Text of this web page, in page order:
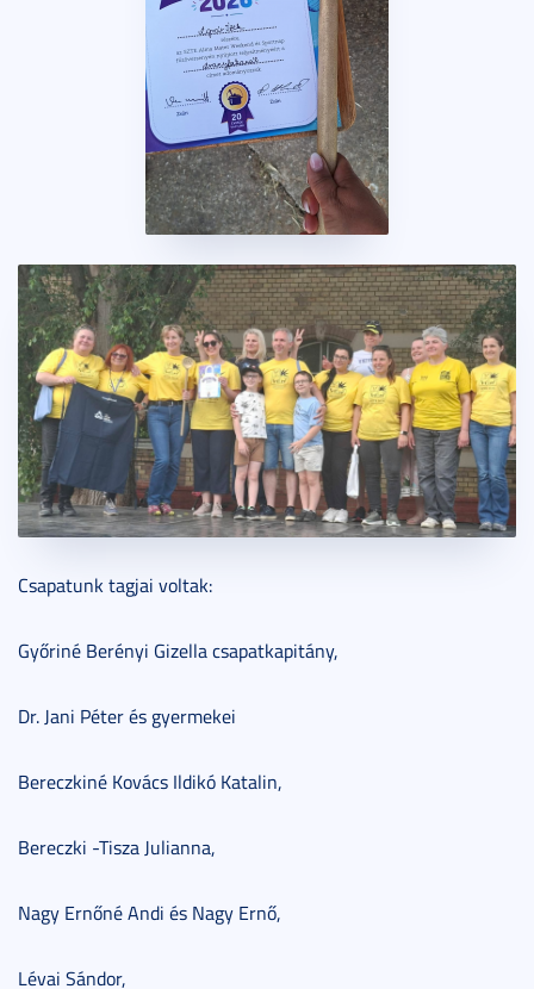
Csapatunk tagjai voltak:
Győriné Berényi Gizella csapatkapitány,
Dr. Jani Péter és gyermekei
Bereczkiné Kovács Ildikó Katalin,
Bereczki -Tisza Julianna,
Nagy Ernőné Andi és Nagy Ernő,
Lévai Sándor,